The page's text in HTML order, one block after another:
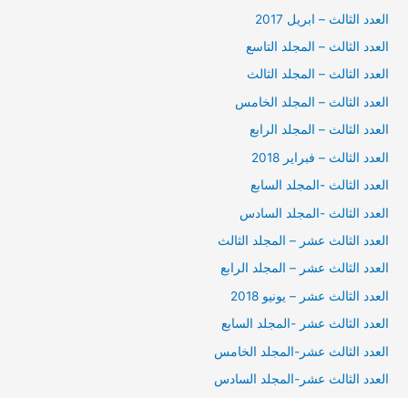
العدد الثالث – ابريل 2017
العدد الثالث – المجلد التاسع
العدد الثالث – المجلد الثالث
العدد الثالث – المجلد الخامس
العدد الثالث – المجلد الرابع
العدد الثالث – فبراير 2018
العدد الثالث -المجلد السابع
العدد الثالث -المجلد السادس
العدد الثالث عشر – المجلد الثالث
العدد الثالث عشر – المجلد الرابع
العدد الثالث عشر – يونيو 2018
العدد الثالث عشر -المجلد السابع
العدد الثالث عشر-المجلد الخامس
العدد الثالث عشر-المجلد السادس